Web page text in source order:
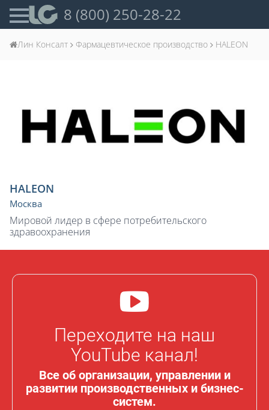
8 (800) 250-28-22
Лин Консалт Фармацевтическое производство HALEON
HALEON
Москва
Мировой лидер в сфере потребительского
здравоохранения
Переходите на наш
YouTube канал!
Все об организации, управлении и
развитии производственных и бизнес-
систем.